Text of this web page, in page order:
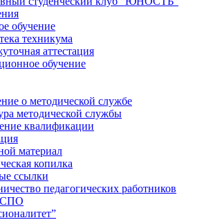
обучение
техникума
аттестация
обучение
о методической службе
методической службы
квалификации
материал
копилка
ссылки
педагогических работников
СПО